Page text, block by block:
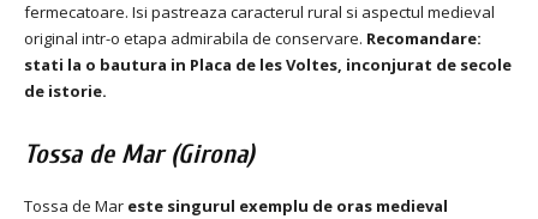
fermecatoare. Isi pastreaza caracterul rural si aspectul medieval
original intr-o etapa admirabila de conservare. Recomandare:
stati la o bautura in Placa de les Voltes, inconjurat de secole
de istorie.
Tossa de Mar (Girona)
Tossa de Mar este singurul exemplu de oras medieval